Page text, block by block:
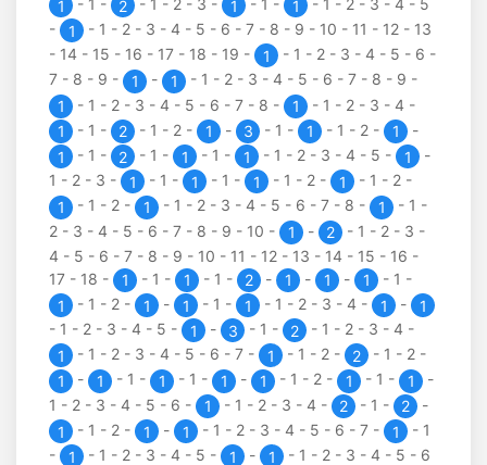
1
2 1 1
-
1 - 1 - 2 - 3 - 4 - 5 - 6 - 7 - 8 - 9 - 10 - 11 - 12 - 13
- 14 - 15 - 16 - 17 - 18 - 19 - 1 - 1 - 2 - 3 - 4 - 5 - 6 -
7 - 8 - 9 - 1 - 1 - 1 - 2 - 3 - 4 - 5 - 6 - 7 - 8 - 9 -
1
- 1 - 2 - 3 - 4 - 5 - 6 - 7 - 8 - 1 - 1 - 2 - 3 - 4 -
1
- 1 - 2 - 1 - 2 - 1 - 3 - 1 - 1 - 1 - 2 - 1
-
1
- 1 - 2 - 1 - 1 - 1 - 1 - 1 - 2 - 3 - 4 - 5 - 1
-
1 - 2 - 3 - 1 - 1 - 1 - 1 - 1 - 1 - 2 - 1 - 1 - 2 -
1
- 1 - 2 - 1 - 1 - 2 - 3 - 4 - 5 - 6 - 7 - 8 - 1 - 1 -
2 - 3 - 4 - 5 - 6 - 7 - 8 - 9 - 10 - 1 - 2 - 1 - 2 - 3 -
4 - 5 - 6 - 7 - 8 - 9 - 10 - 11 - 12 - 13 - 14 - 15 - 16 -
17 - 18 - 1 - 1 - 1 - 1 - 2 - 1 - 1 - 1 - 1 -
1
- 1 - 2 - 1 - 1 - 1 - 1 - 1 - 2 - 3 - 4 - 1 -
1
- 1 - 2 - 3 - 4 - 5 - 1 - 3 - 1 - 2 - 1 - 2 - 3 - 4 -
1
- 1 - 2 - 3 - 4 - 5 - 6 - 7 - 1 - 1 - 2 - 2 - 1 - 2 -
1
- 1 - 1 - 1 - 1 - 1 - 1 - 1 - 2 - 1 - 1 - 1
-
1 - 2 - 3 - 4 - 5 - 6 - 1 - 1 - 2 - 3 - 4 - 2 - 1 - 2
-
1
- 1 - 2 - 1 - 1 - 1 - 2 - 3 - 4 - 5 - 6 - 7 - 1 - 1
-
1 - 1 - 2 - 3 - 4 - 5 - 1 - 1 - 1 - 2 - 3 - 4 - 5 - 6